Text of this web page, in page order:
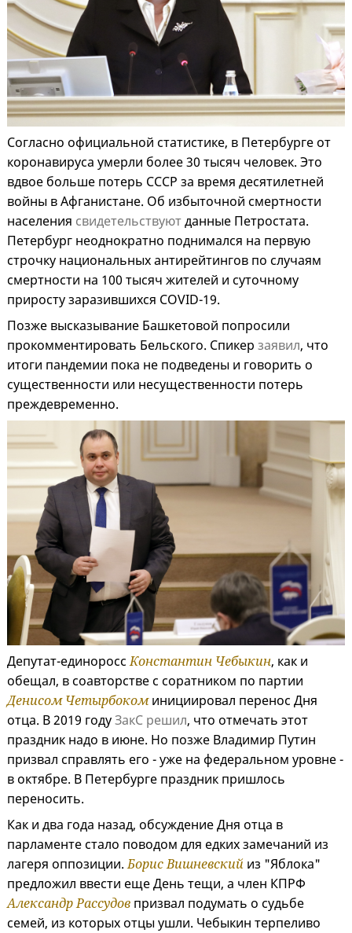
Согласно официальной статистике, в Петербурге от
коронавируса умерли более 30 тысяч человек. Это
вдвое больше потерь СССР за время десятилетней
войны в Афганистане. Об избыточной смертности
населения свидетельствуютданные Петростата.
Петербург неоднократно поднимался на первую
строчку национальных антирейтингов по случаям
смертности на 100 тысяч жителей и суточному
приросту заразившихся COVID-19.
Позже высказывание Башкетовой попросили
прокомментировать Бельского. Спикер заявил, что
итоги пандемии пока не подведены и говорить о
существенности или несущественности потерь
преждевременно.
Депутат-единороссКонстантин Чебыкин, как и
обещал, в соавторстве с соратником по партии
Денисом Четырбокоминициировал перенос Дня
отца. В 2019 годуЗакС решил, что отмечать этот
праздник надо в июне. Но позже Владимир Путин
призвал справлять его - уже на федеральном уровне -
в октябре. В Петербурге праздник пришлось
переносить.
Как и два года назад, обсуждение Дня отца в
парламенте стало поводом для едких замечаний из
лагеря оппозиции.Борис Вишневский из "Яблока"
предложил ввести еще День тещи, а член КПРФ
Александр Рассудов призвал подумать о судьбе
семей, из которых отцы ушли. Чебыкин терпеливо